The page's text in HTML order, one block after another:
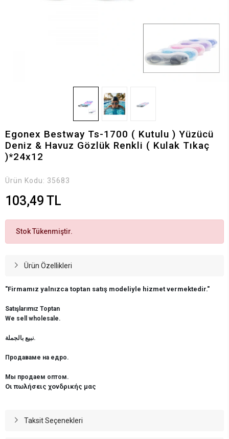
Egonex Bestway Ts-1700 ( Kutulu ) Yüzücü
Deniz & Havuz Gözlük Renkli ( Kulak Tıkaç
)*24x12
Ürün Kodu: 35683
103,49 TL
Stok Tükenmiştir.
Ürün Özellikleri
"Firmamız yalnızca toptan satış modeliyle hizmet vermektedir."
Satışlarımız Toptan
We sell wholesale.
نبيع بالجملة.
Продаваме на едро.
Мы продаем оптом.
Οι πωλήσεις χονδρικής μας
Taksit Seçenekleri